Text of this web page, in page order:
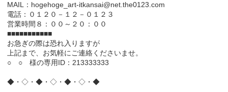
MAIL：hogehoge_art-itkansai@net.the0123.com
電話：０１２０－１２－０１２３
営業時間８：００～２０：００
■■■■■■■■■■■
お急ぎの際は恐れ入りますが
上記まで、お気軽にご連絡くださいませ。
○ ○ 様の専用ID：213333333
◆・◇・◆・◇・◆・◇・◆